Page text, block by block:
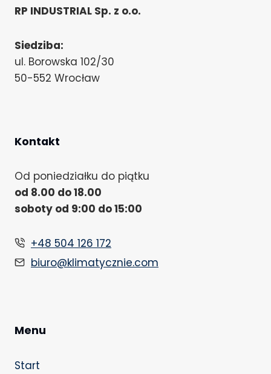
RP INDUSTRIAL Sp. z o.o.
Siedziba:
ul. Borowska 102/30
50-552 Wrocław
Kontakt
Od poniedziałku do piątku
od 8.00 do 18.00
soboty od 9:00 do 15:00
+48 504 126 172
biuro@klimatycznie.com
Menu
Start